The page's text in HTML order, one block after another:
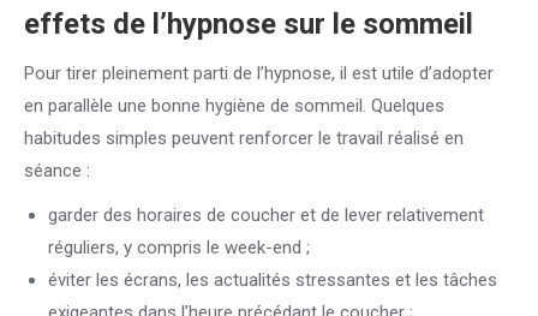
effets de l’hypnose sur le sommeil
Pour tirer pleinement parti de l’hypnose, il est utile d’adopter
en parallèle une bonne hygiène de sommeil. Quelques
habitudes simples peuvent renforcer le travail réalisé en
séance :
garder des horaires de coucher et de lever relativement
réguliers, y compris le week-end ;
éviter les écrans, les actualités stressantes et les tâches